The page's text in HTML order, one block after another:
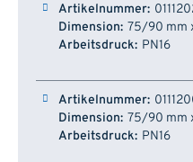
75/90 mm
PN16
75/90 mm
PN16